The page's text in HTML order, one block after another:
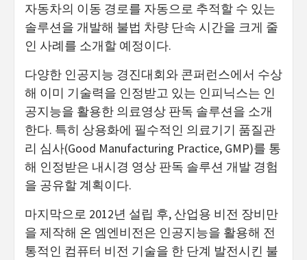
자동차의 이동 경로를 자동으로 추적할 수 있는
솔루션을 개발해 불법 차량 단속 시간을 크게 줄
인 사례를 소개할 예정이다.
다양한 인공지능 경진대회와 콘퍼런스에서 수상
해 이미 기술력을 인정받고 있는 인피닉스는 인
공지능을 활용한 의료영상 판독 솔루션을 소개
한다. 특히 상용화에 필수적인 의료기기 품질관
리 심사(Good Manufacturing Practice, GMP)를 통
해 인정받은 내시경 영상 판독 솔루션 개발 경험
을 공유할 계획이다.
마지막으로 2012년 설립 후, 산업용 비전 장비만
을 제작해 온 엠엔비전은 인공지능을 활용해 전
통적인 컴퓨터 비전 기술을 한 단계 발전시킨 불